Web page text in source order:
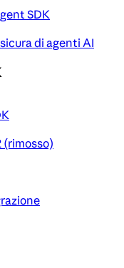
SDK
di agenti AI
(rimosso)